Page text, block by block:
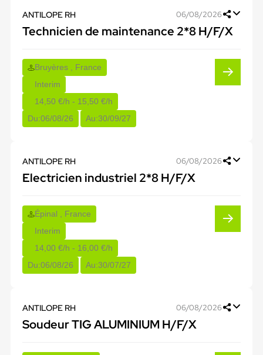
ANTILOPE RH 06/08/2026
Technicien de maintenance 2*8 H/F/X
Bruyères , France
Interim
14,50 €/h - 15,50 €/h
Du:06/08/26 Au:30/09/27
ANTILOPE RH 06/08/2026
Electricien industriel 2*8 H/F/X
Épinal , France
Interim
14,00 €/h - 16,00 €/h
Du:06/08/26 Au:30/07/27
ANTILOPE RH 06/08/2026
Soudeur TIG ALUMINIUM H/F/X